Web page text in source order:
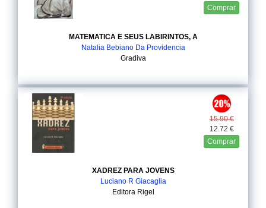
Comprar
MATEMATICA E SEUS LABIRINTOS, A
Natalia Bebiano Da Providencia
Gradiva
15.90 €
12.72 €
Comprar
XADREZ PARA JOVENS
Luciano R Giacaglia
Editora Rigel